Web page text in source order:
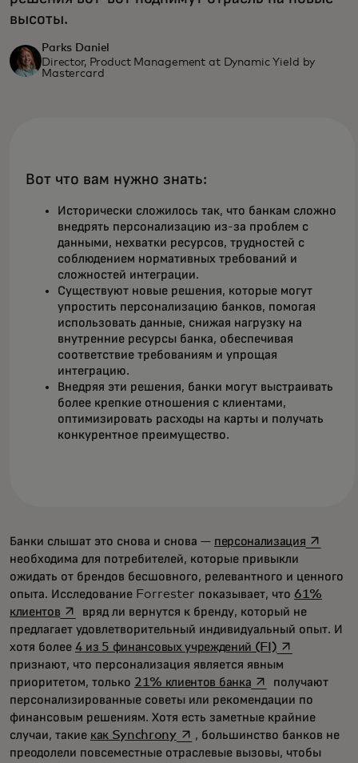
высоты.
Parks Daniel
Director, Product Management at Dynamic Yield by
Mastercard
Вот что вам нужно знать:
Исторически сложилось так, что банкам сложно
внедрять персонализацию из-за проблем с
данными, нехватки ресурсов, трудностей с
соблюдением нормативных требований и
сложностей интеграции.
Существуют новые решения, которые могут
упростить персонализацию банков, помогая
использовать данные, снижая нагрузку на
внутренние ресурсы банка, обеспечивая
соответствие требованиям и упрощая
интеграцию.
Внедряя эти решения, банки могут выстраивать
более крепкие отношения с клиентами,
оптимизировать расходы на карты и получать
конкурентное преимущество.
Банки слышат это снова и снова — персонализацияopens
необходима для потребителей, которые привыкли
ожидать от брендов бесшовного, релевантного и ценного
опыта. Исследование Forrester показывает, что 61%
клиентовopens in a new tab
вряд ли вернутся к бренду, который не
предлагает удовлетворительный индивидуальный опыт. И
хотя более 4 из 5 финансовых учреждений (FI)opens in a
признают, что персонализация является явным
приоритетом, только 21% клиентов банкаopens in a new
получают
персонализированные советы или рекомендации по
финансовым решениям. Хотя есть заметные крайние
случаи, такие как Synchronyopens in a new tab
, большинство банков не
преодолели повсеместные отраслевые вызовы, чтобы